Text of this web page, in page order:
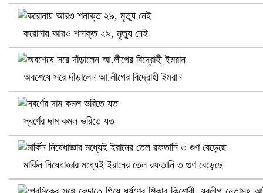
প্রোটিয়াদের হারিয়ে বিশ্বকাপের শিরোপা ঘরে তুলল ভারত
করোনায় আরও শনাক্ত ২৯, মৃত্যু নেই
অবশেষে সরে দাঁড়ালেন আ.লীগের বিদ্রোহী ইমরান
স্বর্ণের দাম কমল ভরিতে যত
মার্কিন নিষেধাজ্ঞার মধ্যেই ইরানের তেল রফতানি ৩ গুণ বেড়েছে